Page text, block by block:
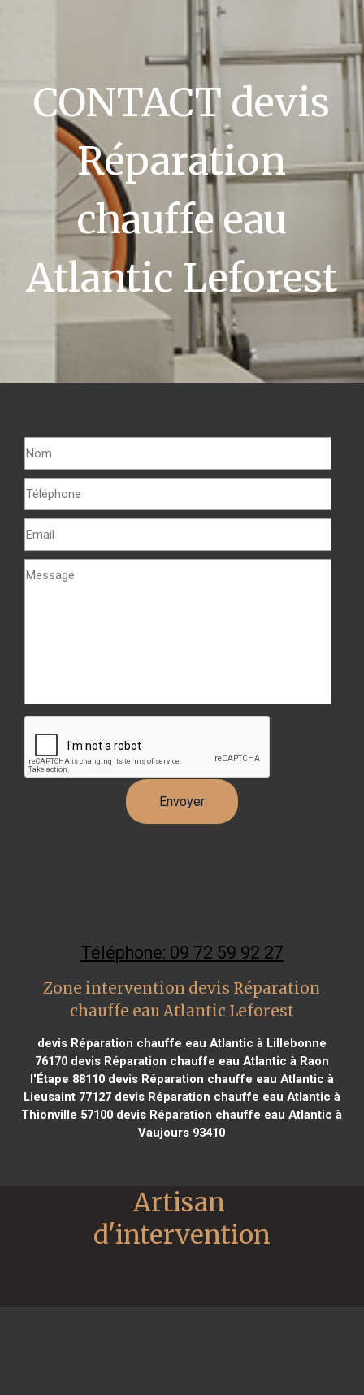
CONTACT devis
Réparation
chauffe eau
Atlantic Leforest
Téléphone: 09 72 59 92 27
Zone intervention devis Réparation
chauffe eau Atlantic Leforest
devis Réparation chauffe eau Atlantic à Lillebonne
76170devis Réparation chauffe eau Atlantic à Raon
l'Étape 88110devis Réparation chauffe eau Atlantic à
Lieusaint 77127devis Réparation chauffe eau Atlantic à
Thionville 57100 devis Réparation chauffe eau Atlantic à
Vaujours 93410
Artisan
d'intervention